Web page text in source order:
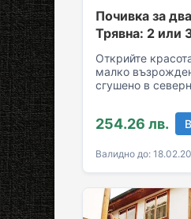
Почивка за
Трявна: 2 или
със закуски и
Открийте
малко
сгушено в
За вашия
в Трявна…
254.26 лв.
Валидно до: